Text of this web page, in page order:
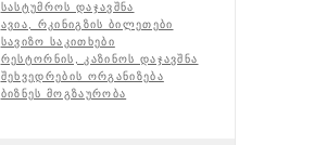
სასტუმროს დაჯავშნა
ავია, რკინიგზის ბილეთები
სავიზო საკითხები
რესტორნის, კაზინოს დაჯავშნა
შეხვედრების ორგანიზება
ბიზნეს მოგზაურობა